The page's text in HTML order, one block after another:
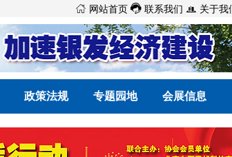
 网站首页  联系我们  关于我
政策法规 专题园地 会展信息